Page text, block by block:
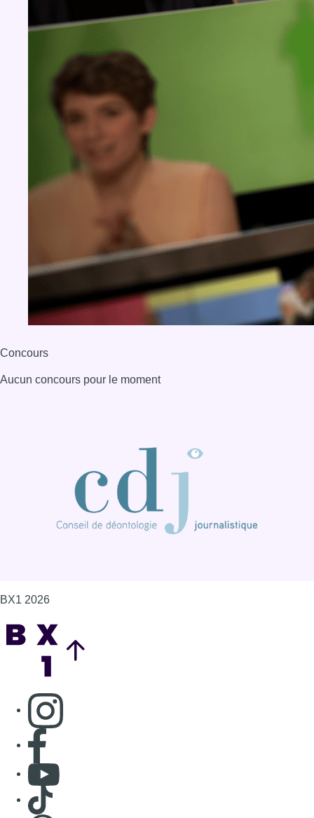
Concours
Aucun concours pour le moment
BX1 2026
Consulter page Instagram
Consulter page Facebook
Consulter Youtube
Consulter TikTok